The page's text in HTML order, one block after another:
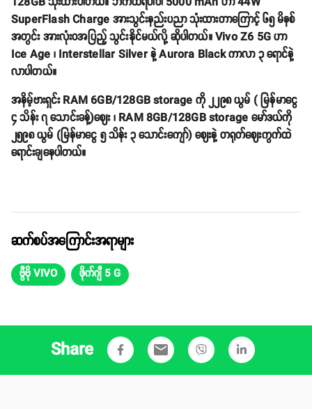
SuperFlash Charge အားသွင်းနည်းပညာ သုံးထားတာကြောင့် ၆၅ မိနစ်
အတွင်း အားလုံးဝအပြည့် သွင်းနိုင်မယ်လို့ ဆိုပါတယ်။ Vivo Z6 5G ဟာ
Ice Age ၊ Interstellar Silver နဲ့ Aurora Black ကာလာ ၃ ရောင်နဲ့
လာပါတယ်။
အနိမ့်ဗားရှင်း RAM 6GB/128GB storage ကို ၂၂၉၈ ယွမ် ( မြန်မာငွေ
၄ သိန်း ၇ သောင်းခန့်)ဈေး ၊ RAM 8GB/128GB storage မော်ဒယ်ကို
၂၅၉၈ ယွမ် (မြန်မာငွေ ၅ သိန်း ၃ သောင်းကျော်) ဈေးနဲ့ တရုတ်ဈေးကွက်ထဲ
ရောင်းချနေပါတယ်။
ဆက်စပ်အကြောင်းအရာများ
ဗွီဗို VIVO ဖိုက်ဂျီ 5 G
Share email